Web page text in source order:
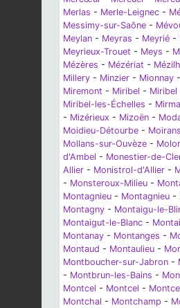
Merlas - Merle-Leignec -
Messimy-sur-Saône -
Meylan - Meyras - Meyrié -
Meyrieux-Trouet - Meys -
Mézères - Mézériat -
Millery - Minzier - Mionnay -
Miremont - Miribel - Miribel
Miribel-les-Échelles -
- Mizérieux - Mizoën -
Moidieu-Détourbe - Moirans
Mollans-sur-Ouvèze -
d'Ambel - Monestier-de-
Allier - Monistrol-d'Allier -
- Monsteroux-Milieu -
Montagnieu - Montagnieu -
Montagny - Montaigu-le-
Montaigut-le-Blanc -
Montanay - Montanges -
Montaud - Montaulieu -
Montboucher-sur-Jabron -
- Montbrun-les-Bains -
Montcel - Montcel -
Montchal - Montchamp -